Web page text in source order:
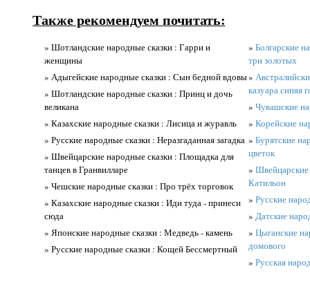
Также рекомендуем почитать:
» Шотландские народные сказки : Гарри и
женщины
» Адыгейские народные сказки : Сын бедной вдовы
» Шотландские народные сказки : Принц и дочь
великана
» Казахские народные сказки : Лисица и журавль
» Русские народные сказки : Неразгаданная загадка
» Швейцарские народные сказки : Площадка для
танцев в Гранвилларе
» Чешские народные сказки : Про трёх торговок
» Казахские народные сказки : Иди туда - принеси
сюда
» Японские народные сказки : Медведь - камень
» Русские народные сказки : Кощей Бессмертный
» Болгарские
три золотых
»
казуара синяя
» Чувашские
» Корейские
» Бурятские
цветок
» Швейцарские
Катильон
» Русские
» Датские
» Цыганские
домового
» Русская